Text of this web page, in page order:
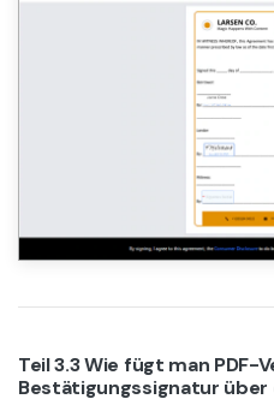
Teil 3.3 Wie fügt man PDF-
Bestätigungssignatur über